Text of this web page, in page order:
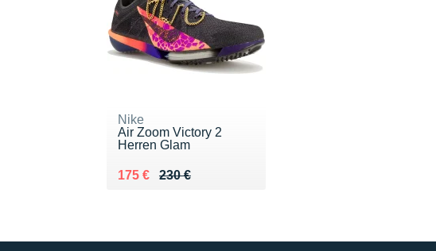
Nike
Air Zoom Victory 2
Herren Glam
230 €
Au lieu de 230 €
175 €
Vendu 175 €